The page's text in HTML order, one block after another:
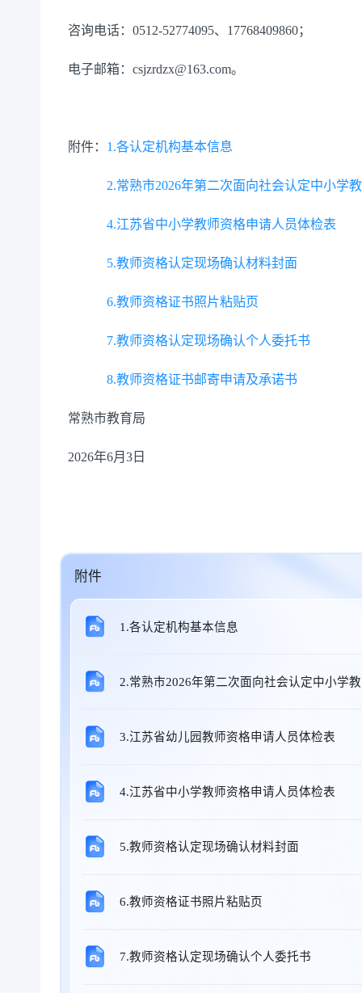
咨询电话： 0512-52774095、 17768409860；
电子邮箱： csjzrdzx@163.com。
附件： 1.各认定机构基本信息
2.常熟市2026年第二次面向社会认定中小学
4.江苏省中小学教师资格申请人员体检表
5.教师资格认定现场确认材料封面
6.教师资格证书照片粘贴页
7.教师资格认定现场确认个人委托书
8.教师资格证书邮寄申请及承诺书
常熟市教育局
2026年6月 3 日
附件
1.各认定机构基本信息
2.常熟市2026年第二次面向社会认定中小学
3.江苏省幼儿园教师资格申请人员体检表
4.江苏省中小学教师资格申请人员体检表
5.教师资格认定现场确认材料封面
6.教师资格证书照片粘贴页
7.教师资格认定现场确认个人委托书